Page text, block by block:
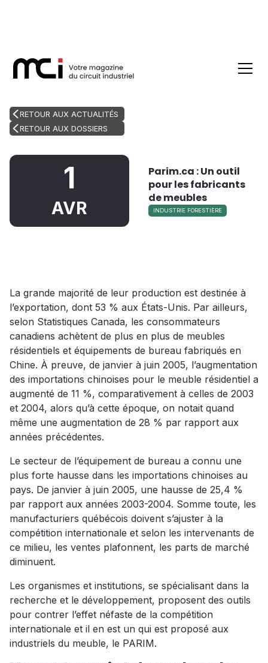
RETOUR AUX ACTUALITÉS
RETOUR AUX DOSSIERS
1
AVR
Parim.ca : Un outil
pour les fabricants
de meubles
INDUSTRIE FORESTIÈRE
La grande majorité de leur production est destinée à
l’exportation, dont 53 % aux États-Unis. Par ailleurs,
selon Statistiques Canada, les consommateurs
canadiens achètent de plus en plus de meubles
résidentiels et équipements de bureau fabriqués en
Chine. À preuve, de janvier à juin 2005, l’augmentation
des importations chinoises pour le meuble résidentiel a
augmenté de 11 %, comparativement à celles de 2003
et 2004, alors qu’à cette époque, on notait quand
même une augmentation de 28 % par rapport aux
années précédentes.
Le secteur de l’équipement de bureau a connu une
plus forte hausse dans les importations chinoises au
pays. De janvier à juin 2005, une hausse de 25,4 %
par rapport aux années 2003-2004. Somme toute, les
manufacturiers québécois doivent s’ajuster à la
compétition internationale et selon les intervenants de
ce milieu, les ventes plafonnent, les parts de marché
diminuent.
Les organismes et institutions, se spécialisant dans la
recherche et le développement, proposent des outils
pour contrer l’effet néfaste de la compétition
internationale et il en est un qui est proposé aux
industriels du meuble, le PARIM.